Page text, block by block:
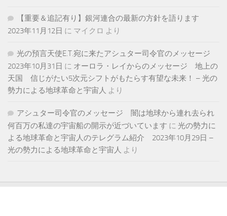
【重要＆追記有り】銀河連合の最新の方針を語ります
2023年11月12日 に マイクロ より
光の預言天使E.T.宛に来たアシュター司令官のメッセージ
2023年10月31日 に オーロラ・レイからのメッセージ 地上の
天国 信じがたい5次元シフトがもたらす有望な未来！ – 光の
勢力による地球革命と宇宙人 より
アシュター司令官のメッセージ 闇は地球から連れ去られ
何百万の私達の宇宙船の開示が近づいています に 光の勢力に
よる地球革命と宇宙人のテレグラム紹介 2023年10月29日 –
光の勢力による地球革命と宇宙人 より